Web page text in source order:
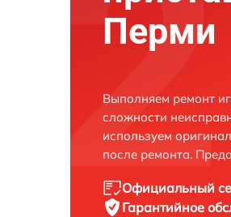
Перми
Выполняем ремонт
сложности
используем
после ремонта.
Официальный
Гарантийное